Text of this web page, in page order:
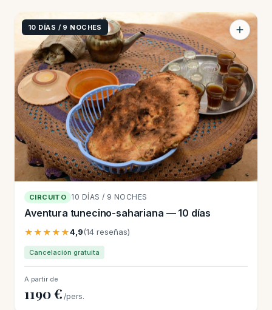
10 DÍAS / 9 NOCHES
CIRCUITO 10 DÍAS / 9 NOCHES
Aventura tunecino-sahariana — 10 días
★★★★★4,9(14 reseñas)
Cancelación gratuita
A partir de
1190 € /pers.